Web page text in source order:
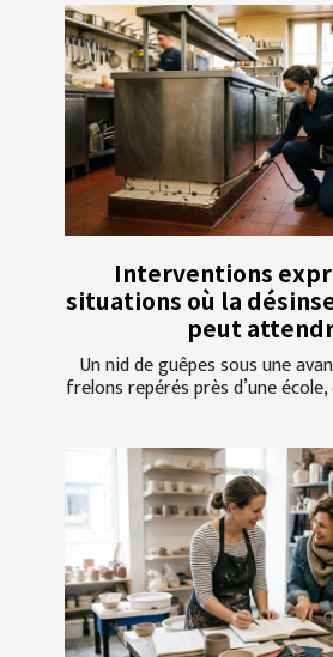
Interventions
situations où la
peut
Un nid de guêpes sous une
frelons repérés près d’une